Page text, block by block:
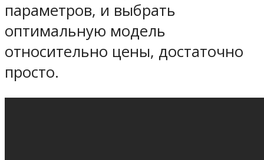
параметров, и выбрать
оптимальную модель
относительно цены, достаточно
просто.